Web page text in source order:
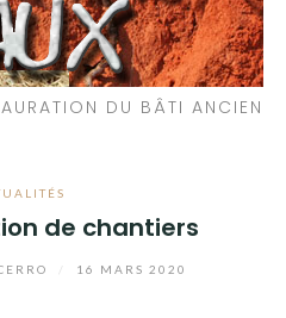
DU BÂTI ANCIEN
de chantiers
16 MARS 2020